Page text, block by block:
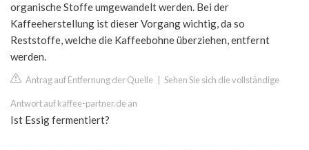
organische Stoffe umgewandelt werden. Bei der
Kaffeeherstellung ist dieser Vorgang wichtig, da so
Reststoffe, welche die Kaffeebohne überziehen, entfernt
werden.
Antrag auf Entfernung der Quelle Sehen Sie sich die vollständige
Antwort auf kaffee-partner.de an
Ist Essig fermentiert?